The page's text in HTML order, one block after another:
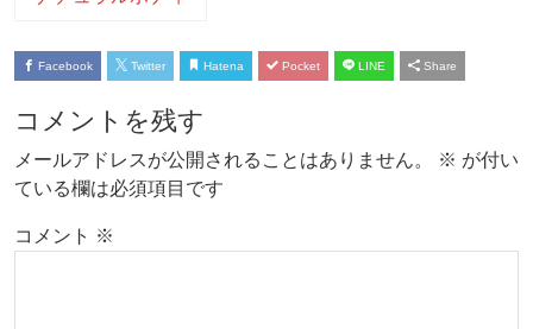
Facebook Twitter Hatena Pocket LINE Share
コメントを残す
メールアドレスが公開されることはありません。 ※ が付い
ている欄は必須項目です
コメント ※